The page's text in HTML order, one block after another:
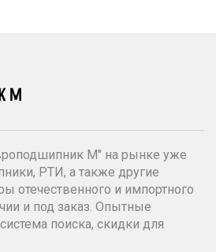
М" на рынке уже
РТИ, а также другие
отечественного и импортного
и под заказ. Опытные
поиска, скидки для